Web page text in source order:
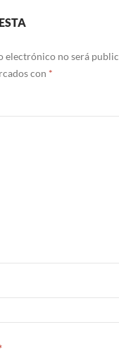
electrónico no será
con *